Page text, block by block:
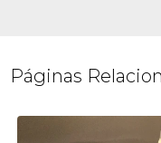
Páginas